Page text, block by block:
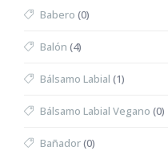
Babero (0)
Balón (4)
Bálsamo Labial (1)
Bálsamo Labial Vegano (0)
Bañador(0)